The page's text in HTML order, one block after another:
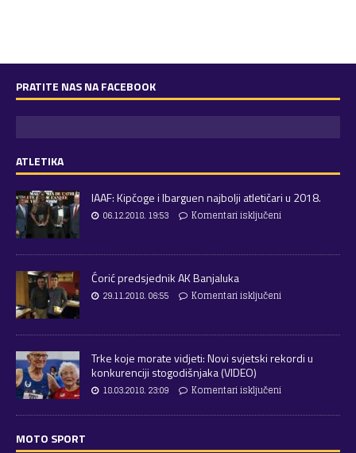
PRATITE NAS NA FACEBOOK
ATLETIKA
IAAF: Kipčoge i Ibarguen najbolji atletičari u 2018.
06.12.2018. 19:53 Komentari isključeni
Ćorić predsjednik AK Banjaluka
29.11.2018. 06:55 Komentari isključeni
Trke koje morate vidjeti: Novi svjetski rekordi u
konkurenciji stogodišnjaka (VIDEO)
18.03.2018. 23:09 Komentari isključeni
MOTO SPORT